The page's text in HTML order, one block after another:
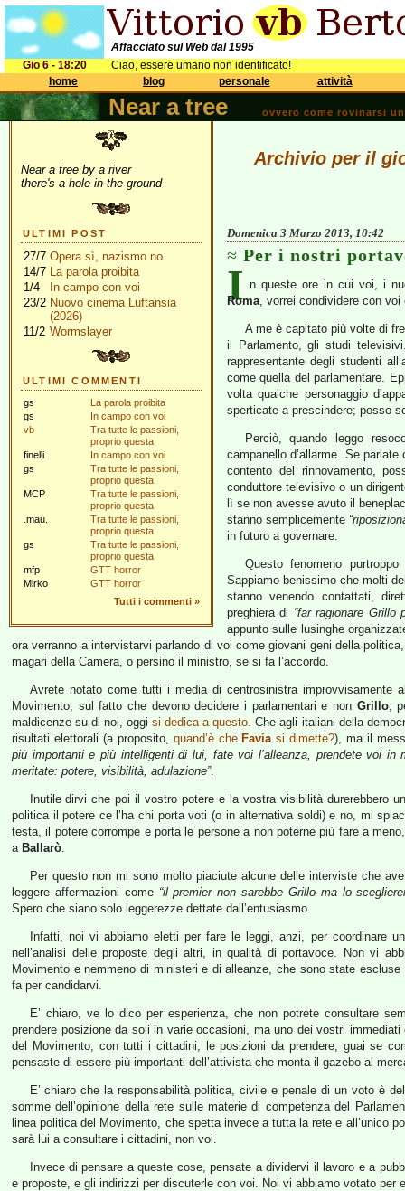
Affacciato sul Web dal 1995
Gio 6 - 18:20
Ciao, essere umano non identificato!
home
blog personale attività
Near a tree ovvero come rovinarsi
Near a tree by a river
there's a hole in the ground
ULTIMI POST
27/7 Opera sì, nazismo no
14/7 La parola proibita
1/4
In campo con voi
23/2 Nuovo cinema Luftansia
(2026)
11/2 Wormslayer
ULTIMI COMMENTI
gs
La parola proibita
gs
In campo con voi
vb
Tra tutte le passioni,
proprio questa
finelli
In campo con voi
gs
Tra tutte le passioni,
proprio questa
MCP
Tra tutte le passioni,
proprio questa
.mau.
Tra tutte le passioni,
proprio questa
gs
Tra tutte le passioni,
proprio questa
mfp
GTT horror
Mirko
GTT horror
Tutti i commenti »
Archivio per il
Domenica 3 Marzo 2013, 10:42
Per i nostri
I n queste ore in cui voi, i
Roma, vorrei condividere con
A me è capitato più volte di
il Parlamento, gli studi
rappresentante degli studenti
come quella del parlamentare.
volta qualche personaggio
sperticate a prescindere; posso
Perciò, quando leggo
campanello d’allarme. Se
contento del rinnovamento,
conduttore televisivo o un
lì se non avesse avuto il
stanno semplicemente
in futuro a governare.
Questo fenomeno
Sappiamo benissimo che molti
stanno venendo contattati,
preghiera di “far ragionare Grillo
appunto sulle lusinghe
ora verranno a intervistarvi parlando di voi come giovani geni della
magari della Camera, o persino il ministro, se si fa l’accordo.
Avrete notato come tutti i media di centrosinistra improvvisamente
Movimento, sul fatto che devono decidere i parlamentari e non Grillo;
maldicenze su di noi, oggisi dedica a questo. Che agli italiani della
risultati elettorali (a proposito, quand’è che Faviasi dimette?), ma il
più importanti e più intelligenti di lui, fate voi l’alleanza, prendete voi
meritate: potere, visibilità, adulazione”.
Inutile dirvi che poi il vostro potere e la vostra visibilità durerebbero
politica il potere ce l’ha chi porta voti (o in alternativa soldi) e no, mi
testa, il potere corrompe e porta le persone a non poterne più fare a
a Ballarò.
Per questo non mi sono molto piaciute alcune delle interviste che
leggere affermazioni come “il premier non sarebbe Grillo ma lo
Spero che siano solo leggerezze dettate dall’entusiasmo.
Infatti, noi vi abbiamo eletti per fare le leggi, anzi, per coordinare
nell’analisi delle proposte degli altri, in qualità di portavoce. Non vi
Movimento e nemmeno di ministeri e di alleanze, che sono state
fa per candidarvi.
E’ chiaro, ve lo dico per esperienza, che non potrete consultare
prendere posizione da soli in varie occasioni, ma uno dei vostri
del Movimento, con tutti i cittadini, le posizioni da prendere; guai se
pensaste di essere più importanti dell’attivista che monta il gazebo al
E’ chiaro che la responsabilità politica, civile e penale di un voto è
somme dell’opinione della rete sulle materie di competenza del
linea politica del Movimento, che spetta invece a tutta la rete e all’unico
sarà lui a consultare i cittadini, non voi.
Invece di pensare a queste cose, pensate a dividervi il lavoro e a
e proposte, e gli indirizzi per discuterle con voi. Noi vi abbiamo votato per